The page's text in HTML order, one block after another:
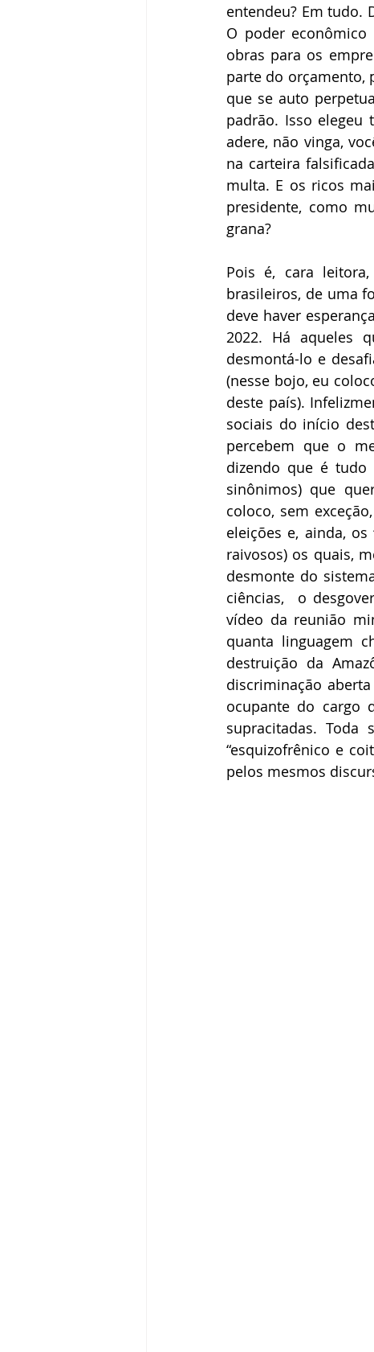
entendeu? Em tudo.
O poder
obras para os
parte do orçamento,
que se auto
padrão. Isso elegeu
adere, não vinga,
na carteira
multa. E os ricos
presidente, como
grana?
Pois é, cara
brasileiros, de uma
deve haver
2022. Há aqueles
desmontá-lo e
(nesse bojo, eu
deste país).
sociais do início
percebem que o
dizendo que é tudo
sinônimos) que
coloco, sem
eleições e, ainda, os
raivosos) os quais,
desmonte do
ciências,  o
vídeo da reunião
quanta linguagem
destruição da
discriminação
ocupante do cargo
supracitadas.
“esquizofrênico e
pelos mesmos